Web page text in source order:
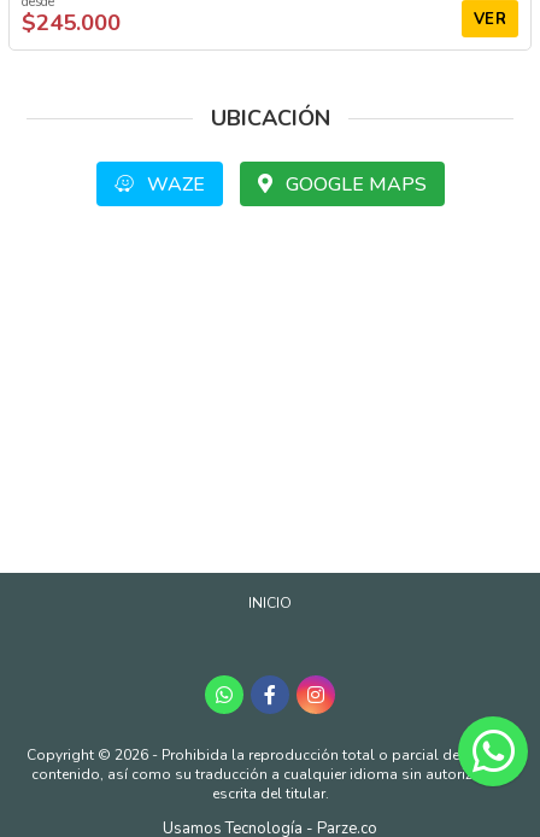
$245.000 VER
UBICACIÓN
WAZE GOOGLE MAPS
INICIO
Copyright © 2026 - Prohibida la reproducción total o parcial de nuestro
contenido, así como su traducción a cualquier idioma sin autorización
escrita del titular.
Usamos Tecnología - Parze.co